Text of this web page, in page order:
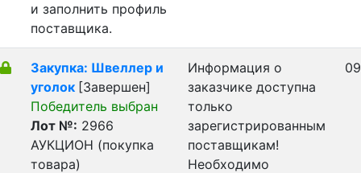
и заполнить профиль
поставщика.
Закупка: Швеллер и
уголок [Завершен]
Победитель выбран
Лот №: 2966
АУКЦИОН (покупка
товара)
Информация о
заказчике доступна
только
зарегистрированным
поставщикам!
Необходимо